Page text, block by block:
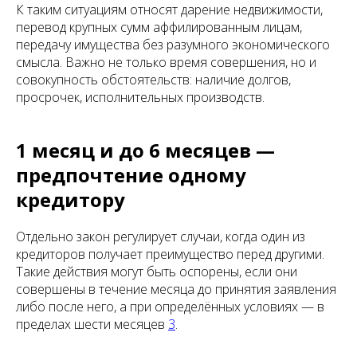
К таким ситуациям относят дарение недвижимости,
перевод крупных сумм аффилированным лицам,
передачу имущества без разумного экономического
смысла. Важно не только время совершения, но и
совокупность обстоятельств: наличие долгов,
просрочек, исполнительных производств.
1 месяц и до 6 месяцев —
предпочтение одному
кредитору
Отдельно закон регулирует случаи, когда один из
кредиторов получает преимущество перед другими.
Такие действия могут быть оспорены, если они
совершены в течение месяца до принятия заявления
либо после него, а при определённых условиях — в
пределах шести месяцев 3.